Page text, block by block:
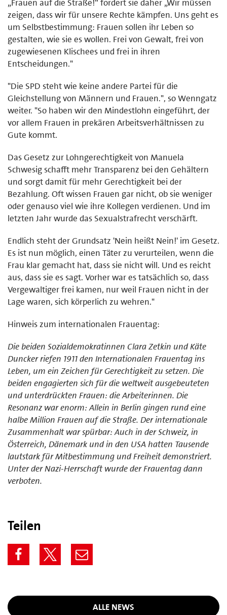
„Frauen auf die Straße!“ fordert sie daher „Wir müssen
zeigen, dass wir für unsere Rechte kämpfen. Uns geht es
um Selbstbestimmung: Frauen sollen ihr Leben so
gestalten, wie sie es wollen. Frei von Gewalt, frei von
zugewiesenen Klischees und frei in ihren
Entscheidungen."
"Die SPD steht wie keine andere Partei für die
Gleichstellung von Männern und Frauen.", so Wenngatz
weiter. "So haben wir den Mindestlohn eingeführt, der
vor allem Frauen in prekären Arbeitsverhältnissen zu
Gute kommt.
Das Gesetz zur Lohngerechtigkeit von Manuela
Schwesig schafft mehr Transparenz bei den Gehältern
und sorgt damit für mehr Gerechtigkeit bei der
Bezahlung. Oft wissen Frauen gar nicht, ob sie weniger
oder genauso viel wie ihre Kollegen verdienen. Und im
letzten Jahr wurde das Sexualstrafrecht verschärft.
Endlich steht der Grundsatz 'Nein heißt Nein!' im Gesetz.
Es ist nun möglich, einen Täter zu verurteilen, wenn die
Frau klar gemacht hat, dass sie nicht will. Und es reicht
aus, dass sie es sagt. Vorher war es tatsächlich so, dass
Vergewaltiger frei kamen, nur weil Frauen nicht in der
Lage waren, sich körperlich zu wehren."
Hinweis zum internationalen Frauentag:
Die beiden Sozialdemokratinnen Clara Zetkin und Käte
Duncker riefen 1911 den Internationalen Frauentag ins
Leben, um ein Zeichen für Gerechtigkeit zu setzen. Die
beiden engagierten sich für die weltweit ausgebeuteten
und unterdrückten Frauen: die Arbeiterinnen. Die
Resonanz war enorm: Allein in Berlin gingen rund eine
halbe Million Frauen auf die Straße. Der internationale
Zusammenhalt war spürbar: Auch in der Schweiz, in
Österreich, Dänemark und in den USA hatten Tausende
lautstark für Mitbestimmung und Freiheit demonstriert.
Unter der Nazi-Herrschaft wurde der Frauentag dann
verboten.
Teilen
ALLE NEWS